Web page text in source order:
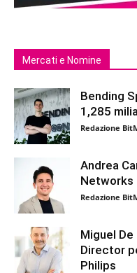
Mercati e Nomine
Bending
1,285
Redazione
Andrea
Networks
Redazione
Miguel
Director
Philips